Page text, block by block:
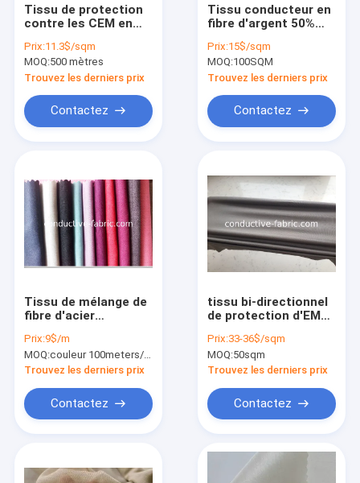
Produits
Tissu de protection
contre les CEM en
draps et vêtements
Prix:11.3$/sqm
MOQ:500 mètres
Trouvez les derniers prix
Contactez
Tissu conducteur en
fibre d'argent 50%
Prix:15$/sqm
MOQ:100SQM
Trouvez les derniers prix
Contactez
Tissu de mélange de
fibre d'acier
cotton+ pour les
rideaux et
l'habillement 30DB en
Prix:9$/m
MOQ:couleur 100meters/per/petit pain
Trouvez les derniers prix
Contactez
tissu bi-directionnel
de protection d'EMF
100%silver de bout
droit pour la sangle
ventrale
Prix:33-36$/sqm
MOQ:50sqm
Trouvez les derniers prix
Contactez